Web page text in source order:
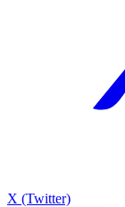
X (Twitter)